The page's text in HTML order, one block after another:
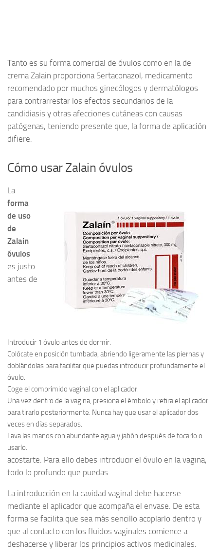
Tanto es su forma comercial de óvulos como en la de
crema Zalain proporciona Sertaconazol, medicamento
recomendado por muchos ginecólogos y dermatólogos
para contrarrestar los efectos secundarios de la
candidiasis y otras afecciones cutáneas con causas
patógenas, teniendo presente que, la forma de aplicación
difiere.
Cómo usar Zalain óvulos
Introducir 1 óvulo antes de dormir.
Colócate en posición tumbada, abriendo ligeramente las piernas y
doblándolas para facilitar que puedas introducir profundamente el
óvulo.
Coge el comprimido vaginal con el aplicador.
Una vez dentro de la vagina, presiona el émbolo y retira el aplicador
para tirarlo posteriormente. Nunca hay que usar el aplicador dos
veces en días separados.
Lava las manos con abundante agua y jabón después de tocarlo o
usarlo.
La
forma
de uso
de
Zalain
óvulos
es justo
antes de
acostarte. Para ello debes introducir el óvulo en la vagina,
todo lo profundo que puedas.
La introducción en la cavidad vaginal debe hacerse
mediante el aplicador que acompaña el envase. De esta
forma se facilita que sea más sencillo acoplarlo dentro y
que al contacto con los fluidos vaginales comience a
deshacerse y liberar los principios activos medicinales.